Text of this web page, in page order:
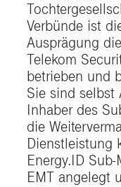
Verbünde ist
Ausprägung
Telekom
betrieben und
Sie sind selbst
Inhaber des
die
Dienstleistung
Energy.ID
EMT angelegt